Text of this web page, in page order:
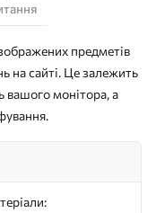
предметів
на сайті. Це залежить
вашого монітора, а